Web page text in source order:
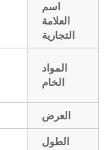
اسم
العلامة
التجارية
المواد
الخام
العرض
الطول